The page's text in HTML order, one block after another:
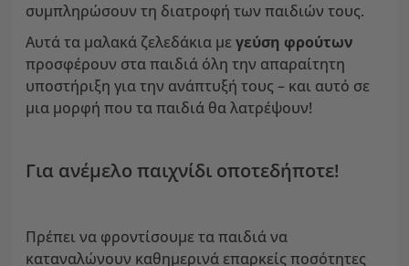
συμπληρώσουν τη διατροφή των παιδιών τους.
Αυτά τα μαλακά ζελεδάκια μεγεύση φρούτων
προσφέρουν στα παιδιά όλη την απαραίτητη
υποστήριξη για την ανάπτυξή τους – και αυτό σε
μια μορφή που τα παιδιά θα λατρέψουν!
Για ανέμελο παιχνίδι οποτεδήποτε!
Πρέπει να φροντίσουμε τα παιδιά να
καταναλώνουν καθημερινά επαρκείς ποσότητες